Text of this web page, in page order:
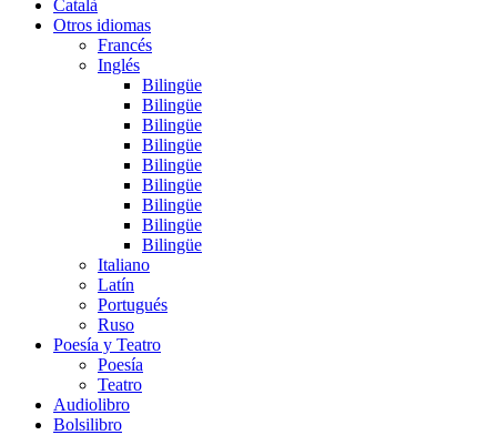
Català
Otros idiomas
Francés
Inglés
Bilingüe
Bilingüe
Bilingüe
Bilingüe
Bilingüe
Bilingüe
Bilingüe
Bilingüe
Bilingüe
Italiano
Latín
Portugués
Ruso
Poesía y Teatro
Poesía
Teatro
Audiolibro
Bolsilibro